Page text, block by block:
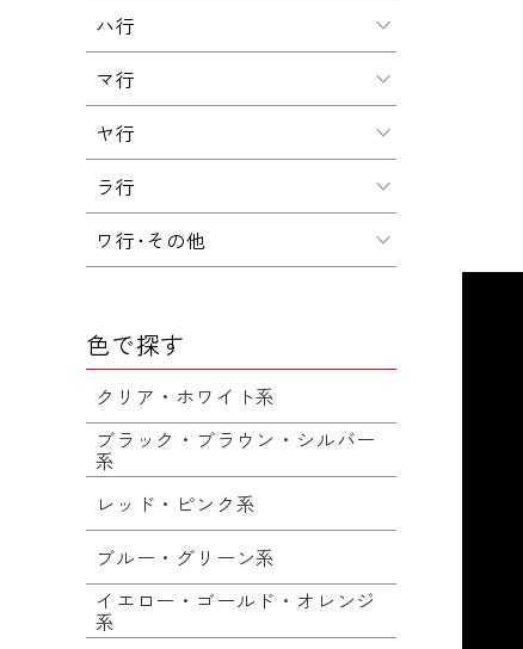
ハ行
マ行
ヤ行
ラ行
ワ行･その他
色で探す
クリア・ホワイト系
ブラック・ブラウン・シルバー
系
レッド・ピンク系
ブルー・グリーン系
イエロー・ゴールド・オレンジ
系